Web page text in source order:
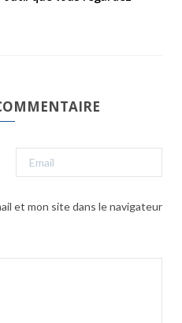
et mon site dans le navigateur